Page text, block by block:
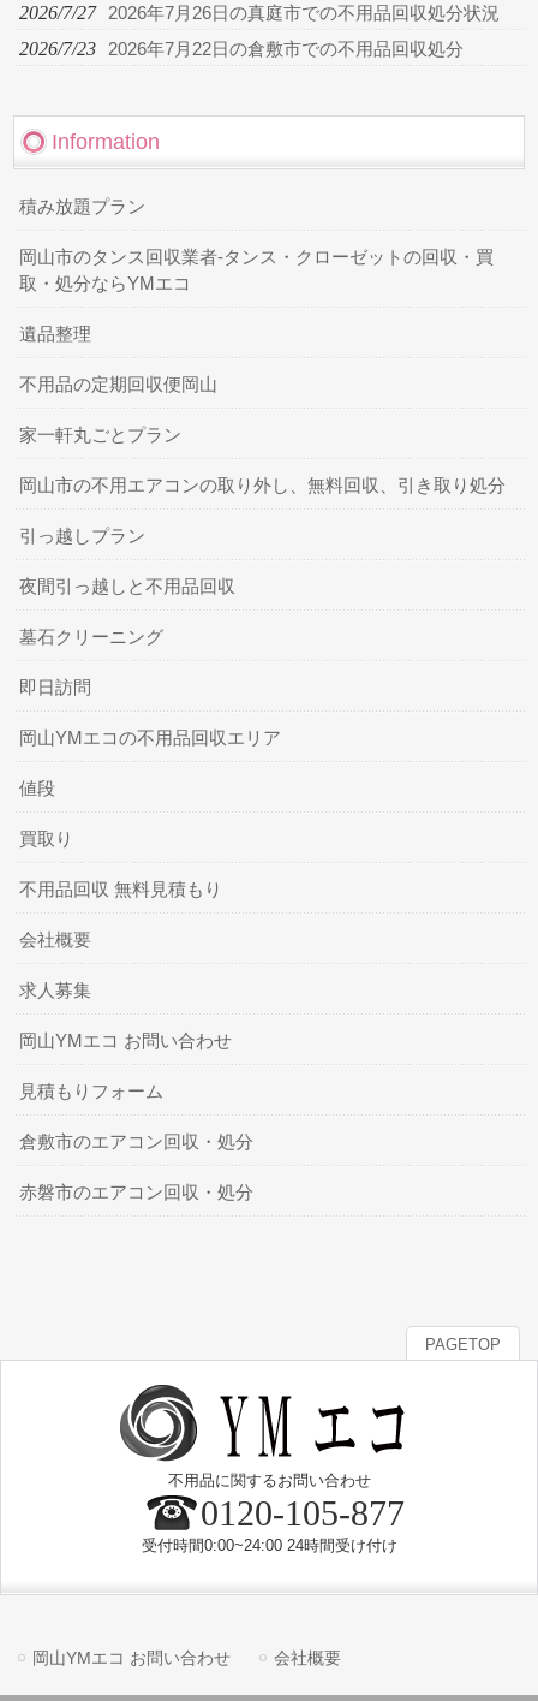
2026/7/27 2026年7月26日の真庭市での不用品回収処分状況
2026/7/23 2026年7月22日の倉敷市での不用品回収処分
Information
積み放題プラン
岡山市のタンス回収業者-タンス・クローゼットの回収・買
取・処分ならYMエコ
遺品整理
不用品の定期回収便岡山
家一軒丸ごとプラン
岡山市の不用エアコンの取り外し、無料回収、引き取り処分
引っ越しプラン
夜間引っ越しと不用品回収
墓石クリーニング
即日訪問
岡山YMエコの不用品回収エリア
値段
買取り
不用品回収 無料見積もり
会社概要
求人募集
岡山YMエコ お問い合わせ
見積もりフォーム
倉敷市のエアコン回収・処分
赤磐市のエアコン回収・処分
PAGETOP
不用品に関するお問い合わせ
0120-105-877
受付時間0:00~24:00 24時間受け付け
岡山YMエコ お問い合わせ 会社概要